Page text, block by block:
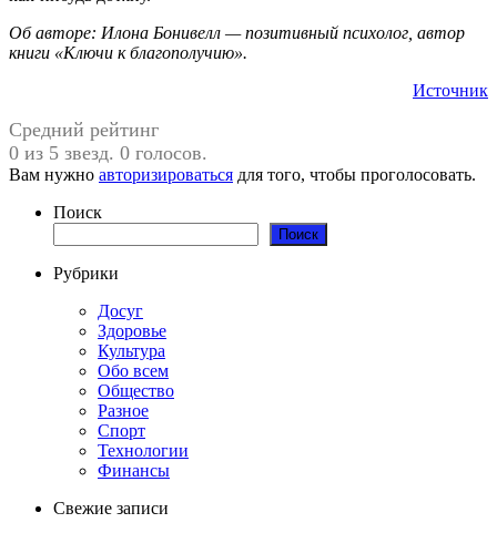
Об авторе: Илона Бонивелл — позитивный психолог, автор
книги «Ключи к благополучию».
Источник
Средний рейтинг
0 из 5 звезд. 0 голосов.
Вам нужно авторизироваться для того, чтобы проголосовать.
Поиск
Поиск
Рубрики
Досуг
Здоровье
Культура
Обо всем
Общество
Разное
Спорт
Технологии
Финансы
Свежие записи